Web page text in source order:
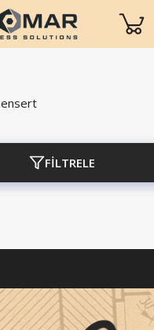
Open
FİLTRELE